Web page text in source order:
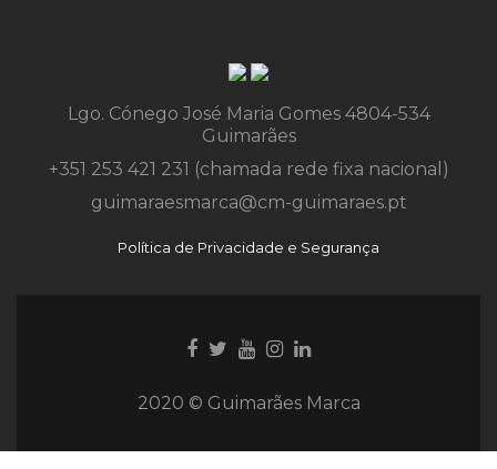
Lgo. Cónego José Maria Gomes 4804-534
Guimarães
+351 253 421 231 (chamada rede fixa nacional)
guimaraesmarca@cm-guimaraes.pt
Política de Privacidade e Segurança
Ligação
Facebook
Ligação
Twitter
Youtube
Ligação
Instagram
Ligação
Instagram
2020 © Guimarães Marca